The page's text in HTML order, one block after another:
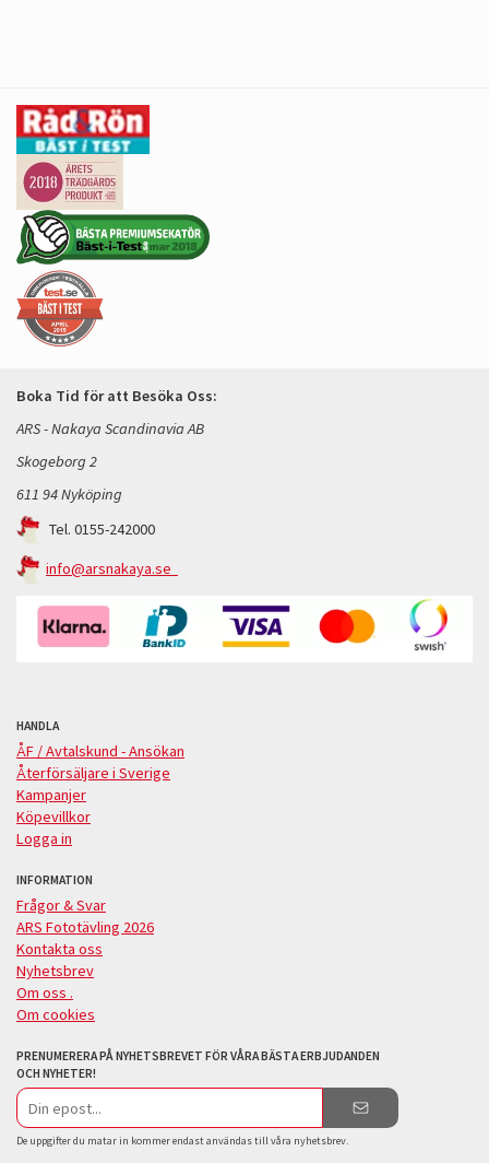
Boka Tid för att Besöka Oss:
ARS - Nakaya Scandinavia AB
Skogeborg 2
611 94 Nyköping
Tel. 0155-242000
info@arsnakaya.se
HANDLA
ÅF / Avtalskund - Ansökan
Återförsäljare i Sverige
Kampanjer
Köpevillkor
Logga in
INFORMATION
Frågor & Svar
ARS Fototävling 2026
Kontakta oss
Nyhetsbrev
Om oss .
Om cookies
PRENUMERERA PÅ NYHETSBREVET FÖR VÅRA BÄSTA ERBJUDANDEN
OCH NYHETER!
E-
postadress
De uppgifter du matar in kommer endast användas till våra nyhetsbrev.